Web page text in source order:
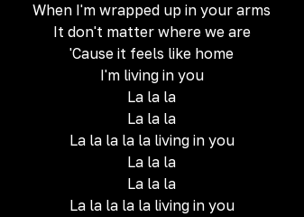
When I'm wrapped up in your arms
It don't matter where we are
'Cause it feels like home
I'm living in you
La la la
La la la
La la la la la living in you
La la la
La la la
La la la la la living in you